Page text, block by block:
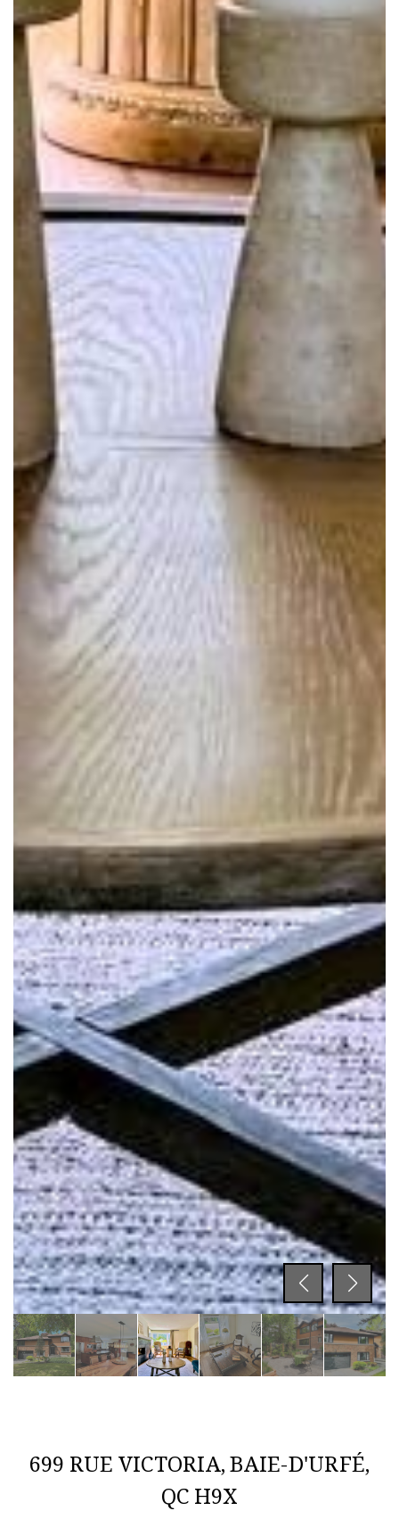
699 RUE VICTORIA, BAIE-D'URFÉ,
QC H9X